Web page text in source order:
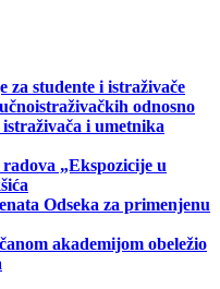
studente i istraživače
odnosno
i umetnika
„Ekspozicije u
Odseka za primenjenu
akademijom obeležio